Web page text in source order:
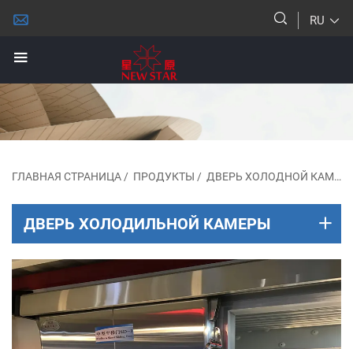
RU
ГЛАВНАЯ СТРАНИЦА/ ПРОДУКТЫ / ДВЕРЬ ХОЛОДНОЙ КАМЕРЫ
ДВЕРЬ ХОЛОДИЛЬНОЙ КАМЕРЫ